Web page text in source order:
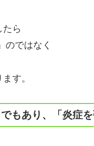
ら
のではなく
す。
もあり、「炎症